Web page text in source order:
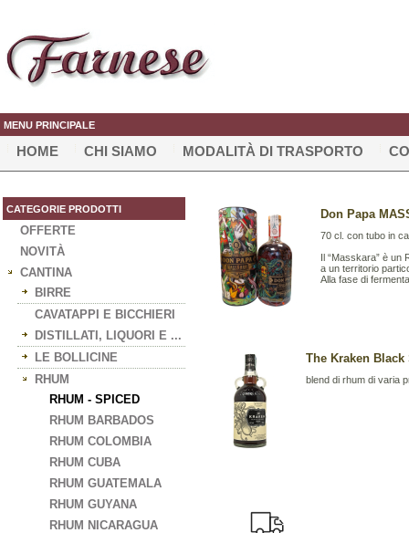
MENU PRINCIPALE
HOME CHI SIAMO MODALITÀ DI TRASPORTO
CATEGORIE PRODOTTI
OFFERTE
NOVITÀ
CANTINA
BIRRE
CAVATAPPI E BICCHIERI
DISTILLATI, LIQUORI E ...
LE BOLLICINE
RHUM
RHUM - SPICED
RHUM BARBADOS
RHUM COLOMBIA
RHUM CUBA
RHUM GUATEMALA
RHUM GUYANA
RHUM NICARAGUA
Don Papa
70 cl. con tubo in
Il “Masskara” è un
a un territorio
Alla fase di
The Kraken
blend di rhum di varia